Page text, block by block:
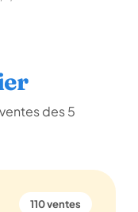
des 5
110 ventes